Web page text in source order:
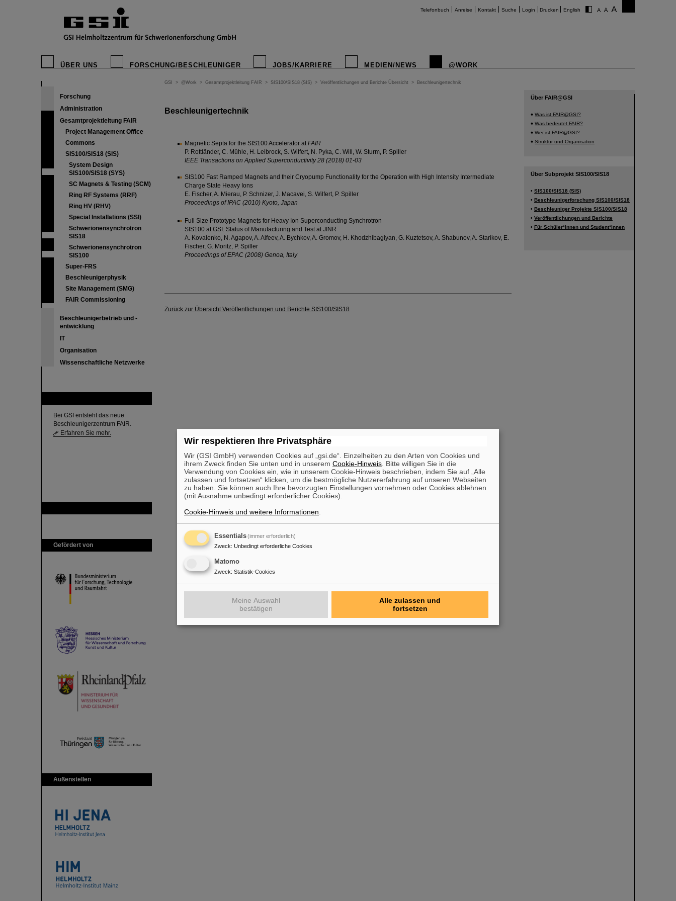
Telefonbuch Anreise Kontakt Suche Login Drucken English
ÜBER UNS FORSCHUNG/BESCHLEUNIGER JOBS/KARRIERE MEDIEN/NEWS @WORK
Forschung
Administration
Gesamtprojektleitung FAIR
Project Management Office
Commons
SIS100/SIS18 (SIS)
System Design
SIS100/SIS18 (SYS)
SC Magnets & Testing (SCM)
Ring RF Systems (RRF)
Ring HV (RHV)
Special Installations (SSI)
Schwerionensynchrotron
SIS18
Schwerionensynchrotron
SIS100
Super-FRS
Beschleunigerphysik
Site Management (SMG)
FAIR Commissioning
Beschleunigerbetrieb und -
entwicklung
IT
Organisation
Wissenschaftliche Netzwerke
Bei GSI entsteht das neue
Beschleunigerzentrum FAIR.
Erfahren Sie mehr.
Gefördert von
Außenstellen
GSI > @Work > Gesamtprojektleitung FAIR > SIS100/SIS18 (SIS) > Veröffentlichungen und Berichte Übersicht > Beschleunigertechnik
Beschleunigertechnik
Magnetic Septa for the SIS100 Accelerator atFAIR
P. Rottländer, C. Mühle, H. Leibrock, S. Wilfert, N. Pyka, C. Will, W. Sturm, P. Spiller
IEEE Transactions on Applied Superconductivity 28 (2018) 01-03
SIS100 Fast Ramped Magnets and their Cryopump Functionality for the Operation with High Intensity Intermediate
Charge State Heavy Ions
E. Fischer, A. Mierau, P. Schnizer, J. Macavei, S. Wilfert, P. Spiller
Proceedings of IPAC (2010) Kyoto, Japan
Full Size Prototype Magnets for Heavy Ion Superconducting Synchrotron
SIS100 at GSI: Status of Manufacturing and Test at JINR
A. Kovalenko, N. Agapov, A. Alfeev, A. Bychkov, A. Gromov, H. Khodzhibagiyan, G. Kuztetsov, A. Shabunov, A. Starikov, E.
Fischer, G. Moritz, P. Spiller
Proceedings of EPAC (2008) Genoa, Italy
Zurück zur Übersicht Veröffentlichungen und Berichte SIS100/SIS18
Über FAIR@GSI
♦ Was ist FAIR@GSI?
♦ Was bedeutet FAIR?
♦ Wer ist FAIR@GSI?
♦ Struktur und Organisation
Über Subprojekt SIS100/SIS18
• SIS100/SIS18 (SIS)
• Beschleunigerforschung SIS100/SIS18
• Beschleuniger Projekte SIS100/SIS18
• Veröffentlichungen und Berichte
• Für Schüler*innen und Student*innen
Wir respektieren Ihre Privatsphäre
Wir (GSI GmbH) verwenden Cookies auf „gsi.de“. Einzelheiten zu den Arten von Cookies und
ihrem Zweck finden Sie unten und in unserem Cookie-Hinweis . Bitte willigen Sie in die
Verwendung von Cookies ein, wie in unserem Cookie-Hinweis beschrieben, indem Sie auf „Alle
zulassen und fortsetzen“ klicken, um die bestmögliche Nutzererfahrung auf unseren Webseiten
zu haben. Sie können auch Ihre bevorzugten Einstellungen vornehmen oder Cookies ablehnen
(mit Ausnahme unbedingt erforderlicher Cookies).
Cookie-Hinweis und weitere Informationen
Essentials(immer erforderlich)
Zweck: Unbedingt erforderliche Cookies
Matomo
Zweck: Statistik-Cookies
Meine Auswahl
bestätigen
Alle zulassen und
fortsetzen